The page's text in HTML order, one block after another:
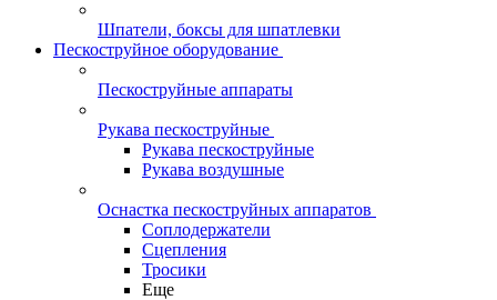
Шпатели, боксы для шпатлевки
Пескоструйное оборудование
Пескоструйные аппараты
Рукава пескоструйные
Рукава пескоструйные
Рукава воздушные
Оснастка пескоструйных аппаратов
Соплодержатели
Сцепления
Тросики
Еще